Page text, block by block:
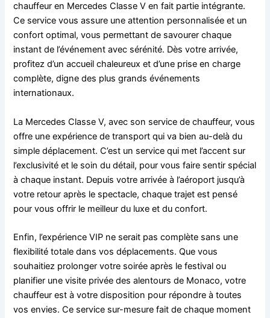
chauffeur en Mercedes Classe V en fait partie intégrante.
Ce service vous assure une attention personnalisée et un
confort optimal, vous permettant de savourer chaque
instant de l’événement avec sérénité. Dès votre arrivée,
profitez d’un accueil chaleureux et d’une prise en charge
complète, digne des plus grands événements
internationaux.
La Mercedes Classe V, avec son service de chauffeur, vous
offre une expérience de transport qui va bien au-delà du
simple déplacement. C’est un service qui met l’accent sur
l’exclusivité et le soin du détail, pour vous faire sentir spécial
à chaque instant. Depuis votre arrivée à l’aéroport jusqu’à
votre retour après le spectacle, chaque trajet est pensé
pour vous offrir le meilleur du luxe et du confort.
Enfin, l’expérience VIP ne serait pas complète sans une
flexibilité totale dans vos déplacements. Que vous
souhaitiez prolonger votre soirée après le festival ou
planifier une visite privée des alentours de Monaco, votre
chauffeur est à votre disposition pour répondre à toutes
vos envies. Ce service sur-mesure fait de chaque moment